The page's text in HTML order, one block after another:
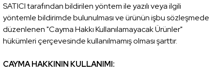
SATICI tarafından bildirilen yöntem ile yazılı veya ilgili
yöntemle bildirimde bulunulması ve ürünün işbu sözleşmede
düzenlenen "Cayma Hakkı Kullanılamayacak Ürünler"
hükümleri çerçevesinde kullanılmamış olması şarttır.
CAYMA HAKKININ KULLANIMI: